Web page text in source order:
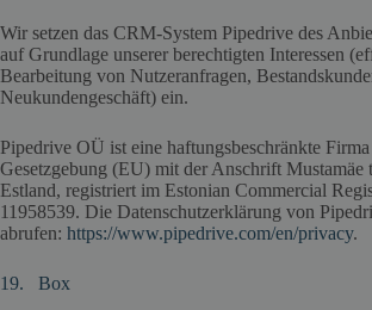
Wir setzen das CRM-System Pipedrive des
auf Grundlage unserer berechtigten Interessen
Bearbeitung von Nutzeranfragen,
Neukundengeschäft) ein.
Pipedrive OÜ ist eine haftungsbeschränkte
Gesetzgebung (EU) mit der Anschrift Mustamäe
Estland, registriert im Estonian Commercial
11958539. Die Datenschutzerklärung von
abrufen: https://www.pipedrive.com/en/privacy.
19. Box